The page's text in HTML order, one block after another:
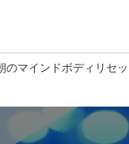
のマインドボディリセ